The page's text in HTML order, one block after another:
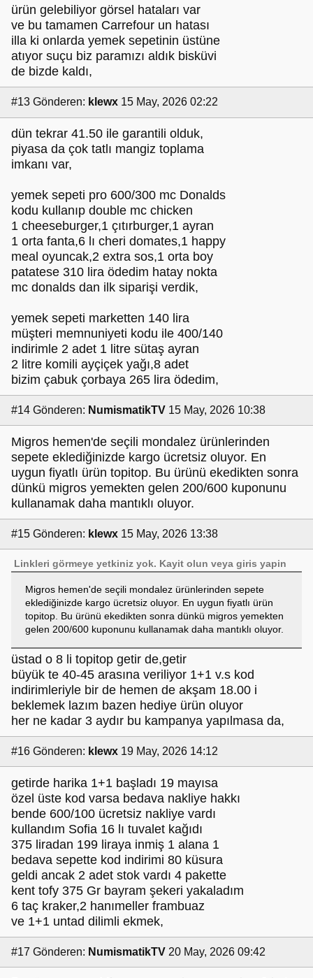
ürün gelebiliyor görsel hataları var
ve bu tamamen Carrefour un hatası
illa ki onlarda yemek sepetinin üstüne
atıyor suçu biz paramızı aldık bisküvi
de bizde kaldı,
#13 Gönderen: klewx 15 May, 2026 02:22
dün tekrar 41.50 ile garantili olduk,
piyasa da çok tatlı mangiz toplama
imkanı var,
yemek sepeti pro 600/300 mc Donalds
kodu kullanıp double mc chicken
1 cheeseburger,1 çıtırburger,1 ayran
1 orta fanta,6 lı cheri domates,1 happy
meal oyuncak,2 extra sos,1 orta boy
patatese 310 lira ödedim hatay nokta
mc donalds dan ilk siparişi verdik,
yemek sepeti marketten 140 lira
müşteri memnuniyeti kodu ile 400/140
indirimle 2 adet 1 litre sütaş ayran
2 litre komili ayçiçek yağı,8 adet
bizim çabuk çorbaya 265 lira ödedim,
#14 Gönderen: NumismatikTV 15 May, 2026 10:38
Migros hemen'de seçili mondalez ürünlerinden
sepete eklediğinizde kargo ücretsiz oluyor. En
uygun fiyatlı ürün topitop. Bu ürünü ekedikten sonra
dünkü migros yemekten gelen 200/600 kuponunu
kullanamak daha mantıklı oluyor.
#15 Gönderen: klewx 15 May, 2026 13:38
Linkleri görmeye yetkiniz yok. Kayit olun veyagiris yapin
Migros hemen'de seçili mondalez ürünlerinden sepete
eklediğinizde kargo ücretsiz oluyor. En uygun fiyatlı ürün
topitop. Bu ürünü ekedikten sonra dünkü migros yemekten
gelen 200/600 kuponunu kullanamak daha mantıklı oluyor.
üstad o 8 li topitop getir de,getir
büyük te 40-45 arasına veriliyor 1+1 v.s kod
indirimleriyle bir de hemen de akşam 18.00 i
beklemek lazım bazen hediye ürün oluyor
her ne kadar 3 aydır bu kampanya yapılmasa da,
#16 Gönderen: klewx 19 May, 2026 14:12
getirde harika 1+1 başladı 19 mayısa
özel üste kod varsa bedava nakliye hakkı
bende 600/100 ücretsiz nakliye vardı
kullandım Sofia 16 lı tuvalet kağıdı
375 liradan 199 liraya inmiş 1 alana 1
bedava sepette kod indirimi 80 küsura
geldi ancak 2 adet stok vardı 4 pakette
kent tofy 375 Gr bayram şekeri yakaladım
6 taç kraker,2 hanımeller frambuaz
ve 1+1 untad dilimli ekmek,
#17 Gönderen: NumismatikTV 20 May, 2026 09:42